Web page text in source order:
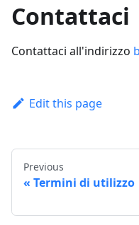
Contattaci
Contattaci all'indirizzo
Edit this page
Previous
Termini di utilizzo